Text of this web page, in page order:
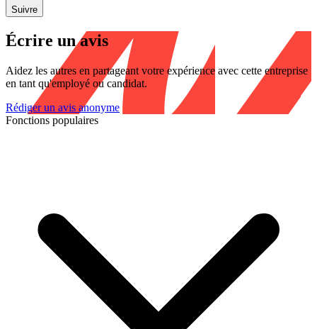
Suivre
Écrire un avis
Aidez les autres en partageant votre expérience avec cette entreprise
en tant qu'employé ou candidat.
Rédiger un avis anonyme
Fonctions populaires